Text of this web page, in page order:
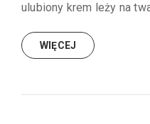
ulubiony krem leży na
WIĘCEJ